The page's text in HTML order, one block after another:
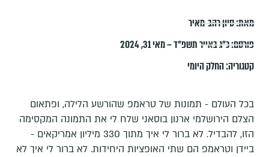
מאת:סיון רהב-מאיר
פורסם:כ״ג באייר תשפ״ד – מאי 31, 2024
קטגוריה:החלק היומי
בכל העולם - תמונות של טראמפ שהורשע הלילה, ופתאום
הצלם הירושלמי ארנון בוסאני שלח לי את התמונה המקסימה
הזו, להבדיל. לא ברור לי איך מתוך 330 מיליון אמריקאים -
ביידן וטראמפ הם שתי האופציות היחידות. לא ברור לי איך לא